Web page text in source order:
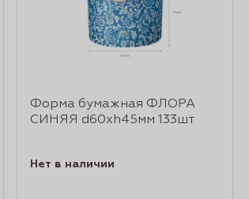
Форма бумажная ФЛОРА
СИНЯЯ d60xh45мм 133шт
Нет в наличии